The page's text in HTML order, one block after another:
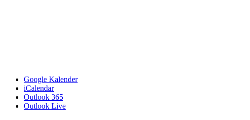
Google Kalender
iCalendar
Outlook 365
Outlook Live